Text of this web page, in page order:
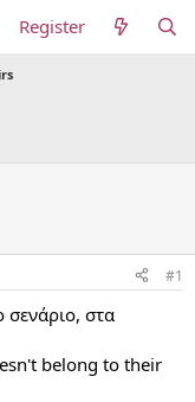
Register
#1
σενάριο, στα
belong to their